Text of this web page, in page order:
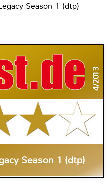
Season 1 (dtp)
4/2013
Season 1 (dtp)